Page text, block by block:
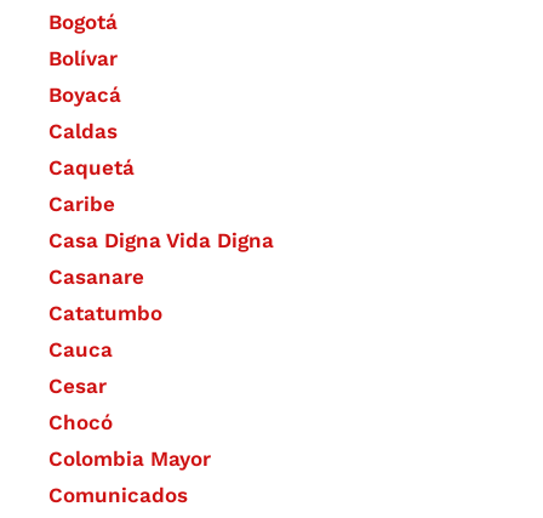
Bogotá
Bolívar
Boyacá
Caldas
Caquetá
Caribe
Casa Digna Vida Digna
Casanare
Catatumbo
Cauca
Cesar
Chocó
Colombia Mayor
Comunicados